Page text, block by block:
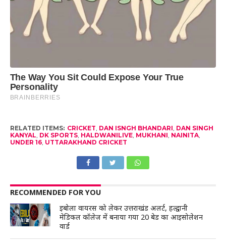
RELATED ITEMS: CRICKET DAN ISNGH BHANDARI DAN SINGH
KANYAL DK SPORTS, HALDWANILIVE, MUKHANI NAINITA,
UNDER 16, UTTARAKHAND CRICKET
RECOMMENDED FOR YOU
इबोला वायरस को लेकर उत्तराखंड अलर्ट, हल्द्वानी
मेडिकल कॉलेज में बनाया गया 20 बेड का आइसोलेशन
वार्ड